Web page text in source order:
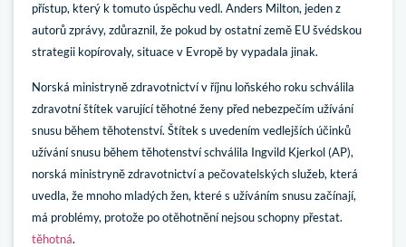
přístup, který k tomuto úspěchu vedl. Anders Milton, jeden z
autorů zprávy, zdůraznil, že pokud by ostatní země EU švédskou
strategii kopírovaly, situace v Evropě by vypadala jinak.
Norská ministryně zdravotnictví v říjnu loňského roku schválila
zdravotní štítek varující těhotné ženy před nebezpečím užívání
snusu během těhotenství. Štítek s uvedením vedlejších účinků
užívání snusu během těhotenství schválila Ingvild Kjerkol (AP),
norská ministryně zdravotnictví a pečovatelských služeb, která
uvedla, že mnoho mladých žen, které s užíváním snusu začínají,
má problémy, protože po otěhotnění nejsou schopny přestat.
těhotná.